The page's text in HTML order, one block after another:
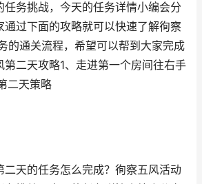
任务挑战，今天的任务详情小编会分
通过下面的攻略就可以快速了解徇察
的通关流程，希望可以帮到大家完成
二天攻略1、走进第一个房间往右手
二天策略
二天的任务怎么完成？徇察五风活动